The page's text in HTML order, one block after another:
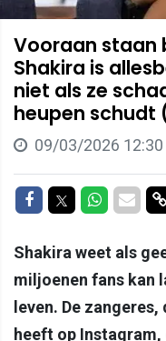
Vooraan staan
Shakira is
niet als ze
heupen schudt
09/03/2026 12:30
Delen op Facebook
Delen op
Delen op
Shakira weet als
miljoenen fans kan
leven. De
heeft op